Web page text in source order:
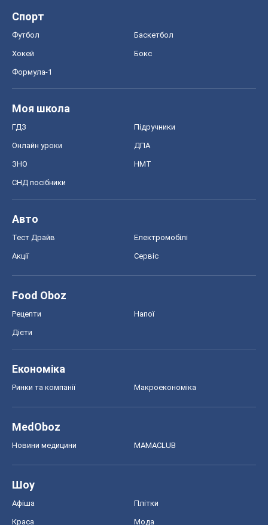
Спорт
Футбол Баскетбол
Хокей Бокс
Формула-1
Моя школа
ГДЗ Підручники
Онлайн уроки ДПА
ЗНО НМТ
СНД посібники
Авто
Тест Драйв Електромобілі
Акції Сервіс
Food Oboz
Рецепти Напої
Дієти
Економіка
Ринки та компанії Макроекономіка
MedOboz
Новини медицини MAMACLUB
Шоу
Афіша Плітки
Краса Мода